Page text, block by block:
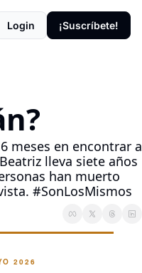
Login ¡Suscríbete!
meses en encontrar a
lleva siete años
han muerto
#SonLosMismos
2026